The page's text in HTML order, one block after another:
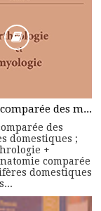
Anatomie comparée des mammifères domestiques ; Tome 2 Arthrologie + Myologie
des
domestiques ;
+
comparée
domestiques